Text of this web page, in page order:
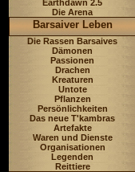
Earthdawn 2.5
Die Arena
Barsaiver Leben
Die Rassen Barsaives
Dämonen
Passionen
Drachen
Kreaturen
Untote
Pflanzen
Persönlichkeiten
Das neue T'kambras
Artefakte
Waren und Dienste
Organisationen
Legenden
Reittiere